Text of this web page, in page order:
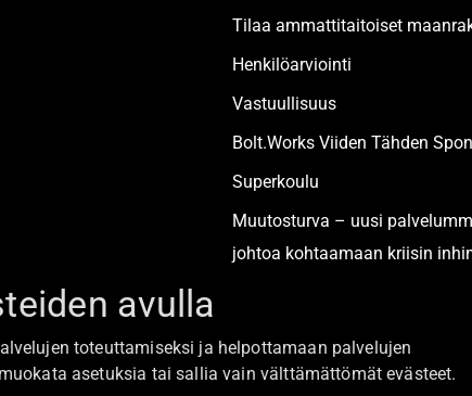
Tilaa ammattitaitoiset
Henkilöarviointi
Vastuullisuus
Bolt.Works Viiden Tähden
Superkoulu
Muutosturva – uusi
johtoa kohtaamaan kriisin
avulla
toteuttamiseksi ja helpottamaan palvelujen
asetuksia tai sallia vain välttämättömät evästeet.